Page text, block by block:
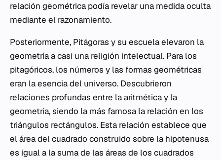
relación geométrica podía revelar una medida oculta
mediante el razonamiento.
Posteriormente, Pitágoras y su escuela elevaron la
geometría a casi una religión intelectual. Para los
pitagóricos, los números y las formas geométricas
eran la esencia del universo. Descubrieron
relaciones profundas entre la aritmética y la
geometría, siendo la más famosa la relación en los
triángulos rectángulos. Esta relación establece que
el área del cuadrado construido sobre la hipotenusa
es igual a la suma de las áreas de los cuadrados